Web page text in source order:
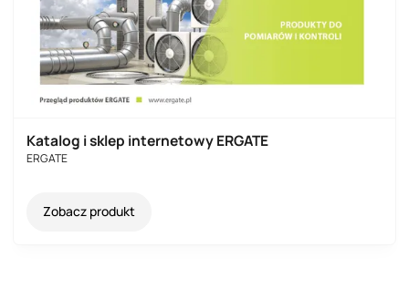
Katalog i sklep internetowy ERGATE
ERGATE
Zobacz produkt